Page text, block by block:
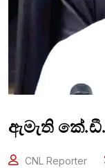
ඇමැති
CNL Reporter